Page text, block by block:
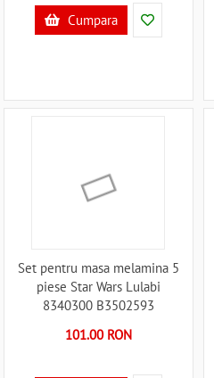
Cumpara
Set pentru masa melamina 5
piese Star Wars Lulabi
8340300 B3502593
101.00 RON